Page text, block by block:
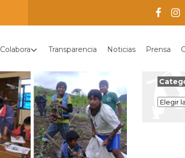
Colabora Transparencia Noticias Prensa